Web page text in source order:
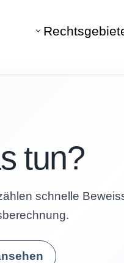
Kanzlei
tun?
schnelle